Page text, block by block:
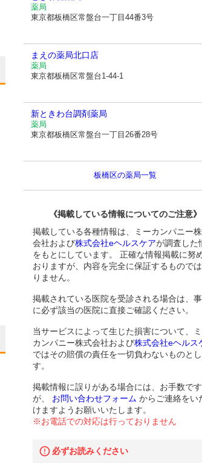
薬局
東京都板橋区常盤台一丁目44番3号
まえの薬局北口店
薬局
東京都板橋区常盤台1-44-1
新ときわ台調剤薬局
薬局
東京都板橋区常盤台一丁目26番28号
板橋区の薬局一覧
《掲載している情報についてのご注意》
掲載している各種情報は、ミーカンパニー
会社および株式会社eヘルスケアが調査した
をもとにしています。 正確な情報掲載に努
おりますが、内容を完全に保証するもので
りません。
掲載されている医院を受診される場合は、
に必ず該当の医院に直接ご確認ください。
当サービスによって生じた損害について、
カンパニー株式会社および株式会社eヘルス
ではその賠償の責任を一切負わないものとし
す。
掲載情報に誤りがある場合には、お手数です
が、
お問い合わせフォーム からご連絡をい
けますようお願いいたします。
※お電話での対応は行っておりません
必ずお読みください